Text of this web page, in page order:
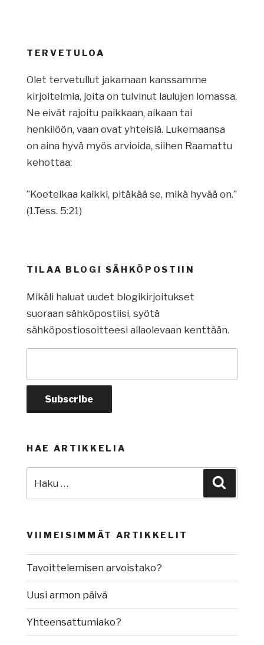
TERVETULOA
Olet tervetullut jakamaan kanssamme
kirjoitelmia, joita on tulvinut laulujen lomassa.
Ne eivät rajoitu paikkaan, aikaan tai
henkilöön, vaan ovat yhteisiä. Lukemaansa
on aina hyvä myös arvioida, siihen Raamattu
kehottaa:
”Koetelkaa kaikki, pitäkää se, mikä hyvää on.”
(1.Tess. 5:21)
TILAA BLOGI SÄHKÖPOSTIIN
Mikäli haluat uudet blogikirjoitukset
suoraan sähköpostiisi, syötä
sähköpostiosoitteesi allaolevaan kenttään.
HAE ARTIKKELIA
VIIMEISIMMÄT ARTIKKELIT
Tavoittelemisen arvoistako?
Uusi armon päivä
Yhteensattumiako?